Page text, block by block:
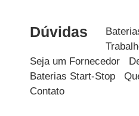
Dúvidas
Seja um Fornecedor
Baterias Start-Stop
Contato